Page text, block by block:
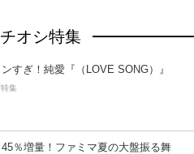
オシ特集
すぎ！純愛『（LOVE SONG）』
集
％増量！ファミマ夏の大盤振る舞